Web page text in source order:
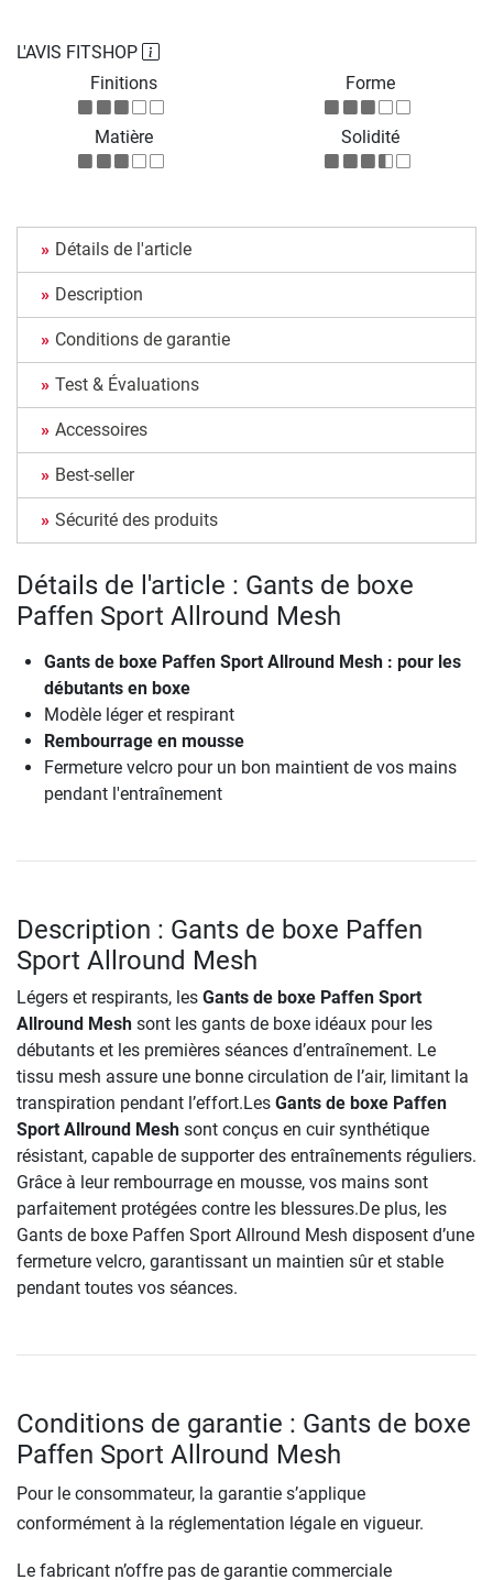
L'AVIS FITSHOP
Finitions
Forme
Matière Solidité
Détails de l'article
Description
Conditions de garantie
Test & Évaluations
Accessoires
Best-seller
Sécurité des produits
Détails de l'article : Gants de boxe
Paffen Sport Allround Mesh
Gants de boxe Paffen Sport Allround Mesh : pour les
débutants en boxe
Modèle léger et respirant
Rembourrage en mousse
Fermeture velcro pour un bon maintient de vos mains
pendant l'entraînement
Description : Gants de boxe Paffen
Sport Allround Mesh
Légers et respirants, les Gants de boxe Paffen Sport
Allround Mesh sont les gants de boxe idéaux pour les
débutants et les premières séances d’entraînement. Le
tissu mesh assure une bonne circulation de l’air, limitant la
transpiration pendant l’effort.Les Gants de boxe Paffen
Sport Allround Mesh sont conçus en cuir synthétique
résistant, capable de supporter des entraînements réguliers.
Grâce à leur rembourrage en mousse, vos mains sont
parfaitement protégées contre les blessures.De plus, les
Gants de boxe Paffen Sport Allround Mesh disposent d’une
fermeture velcro, garantissant un maintien sûr et stable
pendant toutes vos séances.
Conditions de garantie : Gants de boxe
Paffen Sport Allround Mesh
Pour le consommateur, la garantie s’applique
conformément à la réglementation légale en vigueur.
Le fabricant n’offre pas de garantie commerciale